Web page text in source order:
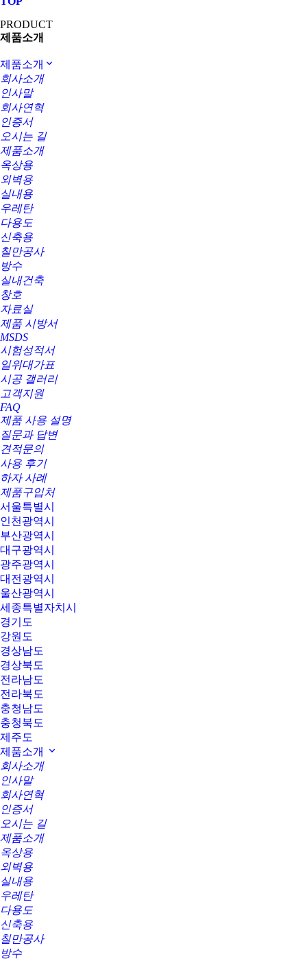
PRODUCT
제품소개
제품소개
회사소개
인사말
회사연혁
인증서
오시는 길
제품소개
옥상용
외벽용
실내용
우레탄
다용도
신축용
칠만공사
방수
실내건축
창호
자료실
제품 시방서
MSDS
시험성적서
일위대가표
시공 갤러리
고객지원
FAQ
제품 사용 설명
질문과 답변
견적문의
사용 후기
하자 사례
제품구입처
서울특별시
인천광역시
부산광역시
대구광역시
광주광역시
대전광역시
울산광역시
세종특별자치시
경기도
강원도
경상남도
경상북도
전라남도
전라북도
충청남도
충청북도
제주도
제품소개
회사소개
인사말
회사연혁
인증서
오시는 길
제품소개
옥상용
외벽용
실내용
우레탄
다용도
신축용
칠만공사
방수